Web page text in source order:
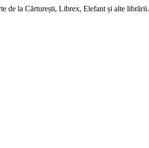
de la Cărturești, Librex, Elefant și alte librării.